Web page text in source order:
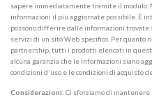
sapere immediatamente tramite il
informazioni il più aggiornate possibile. È
possono differire dalle informazioni
servizi di un sito Web specifico. Per quanto
partnership, tutti i prodotti elencati in
alcuna garanzia che le informazioni siano
condizioni d'uso e le condizioni di acquisto
Considerazioni: Ci sforziamo di